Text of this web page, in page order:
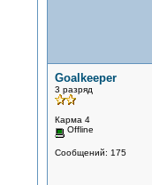
Goalkeeper
3 разряд
Карма 4
Offline
Сообщений: 175